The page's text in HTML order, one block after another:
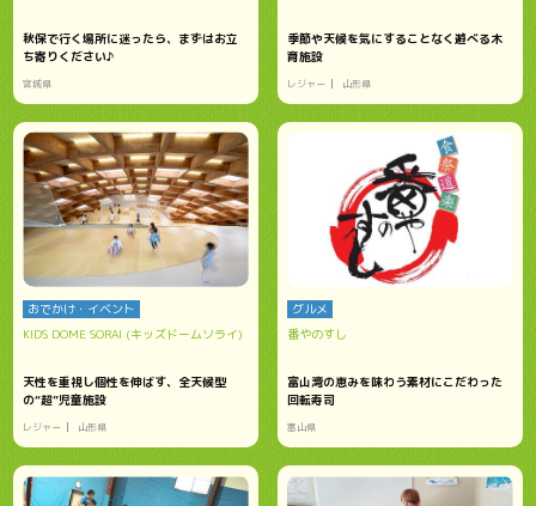
秋保で行く場所に迷ったら、まずはお立
ち寄りください♪
宮城県
季節や天候を気にすることなく遊べる木
育施設
レジャー 山形県
おでかけ・イベント
KIDS DOME SORAI (キッズドームソライ)
天性を重視し個性を伸ばす、全天候型
の“超”児童施設
レジャー 山形県
グルメ
番やのすし
富山湾の恵みを味わう素材にこだわった
回転寿司
富山県